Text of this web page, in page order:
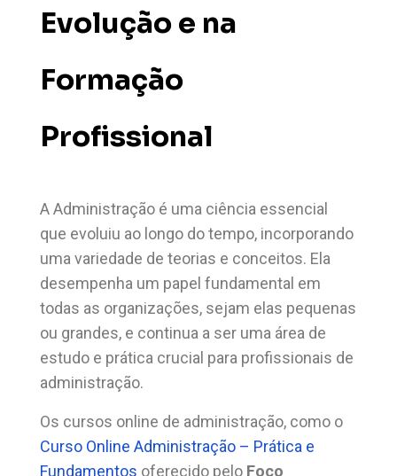
Evolução e na
Formação
Profissional
A Administração é uma ciência essencial
que evoluiu ao longo do tempo, incorporando
uma variedade de teorias e conceitos. Ela
desempenha um papel fundamental em
todas as organizações, sejam elas pequenas
ou grandes, e continua a ser uma área de
estudo e prática crucial para profissionais de
administração.
Os cursos online de administração, como o
Curso Online Administração – Prática e
Fundamentos oferecido pelo Foco